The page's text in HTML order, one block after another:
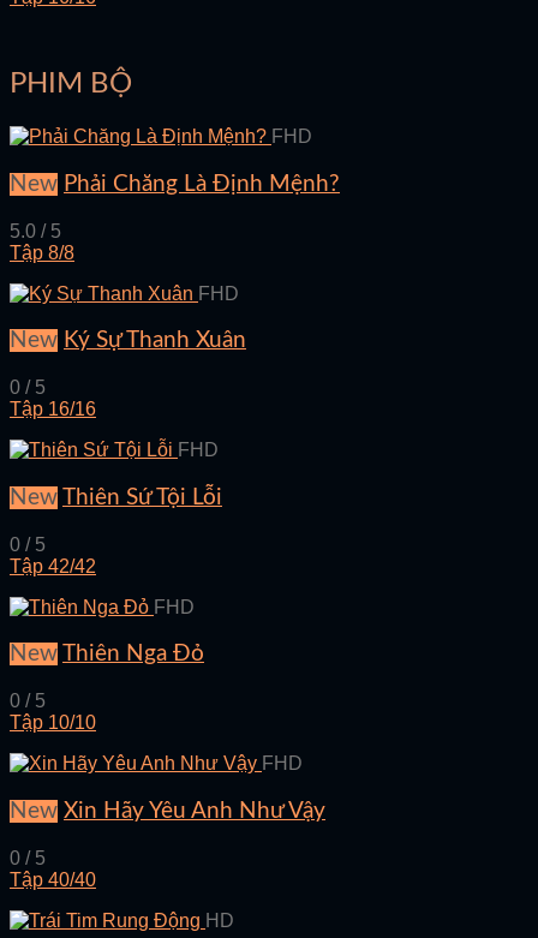
PHIM BỘ
FHD
New Phải Chăng Là Định Mệnh?
5.0 / 5
Tập 8/8
FHD
New Ký Sự Thanh Xuân
0 / 5
Tập 16/16
FHD
New Thiên Sứ Tội Lỗi
0 / 5
Tập 42/42
FHD
New Thiên Nga Đỏ
0 / 5
Tập 10/10
FHD
New Xin Hãy Yêu Anh Như Vậy
0 / 5
Tập 40/40
HD